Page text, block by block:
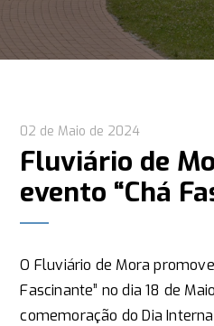
02 de Maio de 2024
Fluviário de
evento “Chá
O Fluviário de Mora
Fascinante” no dia 18 de
comemoração do Dia